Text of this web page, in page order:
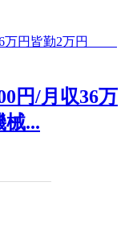
円/月収36万
...